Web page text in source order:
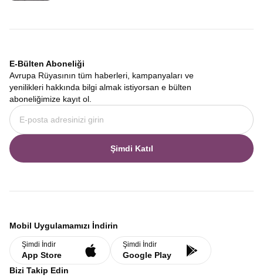
E-Bülten Aboneliği
Avrupa Rüyasının tüm haberleri, kampanyaları ve
yenilikleri hakkında bilgi almak istiyorsan e bülten
aboneliğimize kayıt ol.
Şimdi Katıl
Mobil Uygulamamızı İndirin
Şimdi İndir
App Store
Şimdi İndir
Google Play
Bizi Takip Edin